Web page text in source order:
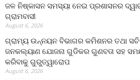
ଜଳ ନିଷ୍କାସନ ସମସ୍ୟା ନେଇ ପ୍ରଶାସନର
ଗ୍ରାମବାସୀ
August 6, 2026
ଗ୍ରାମ୍ୟ ଉନ୍ନୟନ ବିଭାଗର କମିଶନର ତଥା
ଜନକଲ୍ୟାଣ ଯୋଜନା ଗୁଡିକର ଗୁଣବତା ସହ
କରିବାକୁ ଗୁରୁତ୍ୱାରୋପ
August 6, 2026